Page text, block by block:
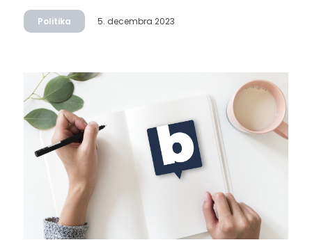
Politika 5. decembra 2023